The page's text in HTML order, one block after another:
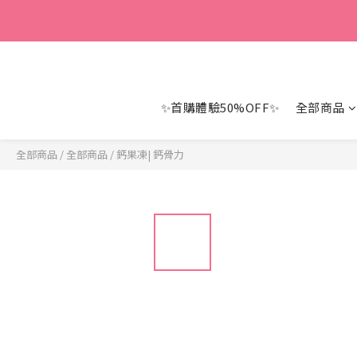
✨首購體驗50%OFF✨ 全部商品
全部商品 / 全部商品 /鈣果凍| 鈣骨力